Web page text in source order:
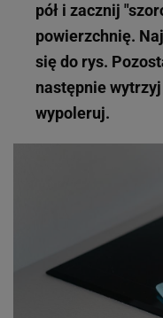
pół i zacznij
powierzchnię.
się do rys.
następnie
wypoleruj.